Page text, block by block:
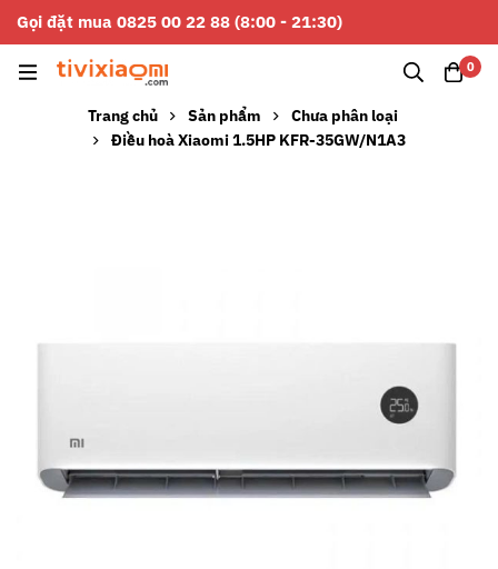
Gọi đặt mua 0825 00 22 88 (8:00 - 21:30)
0
Trang chủ Sản phẩm
Chưa phân loại
Điều hoà Xiaomi 1.5HP KFR-35GW/N1A3